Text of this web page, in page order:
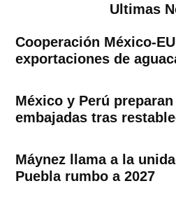
Ultimas
Cooperación México-
exportaciones de
México y Perú
embajadas tras
Máynez llama a la
Puebla rumbo a 2027